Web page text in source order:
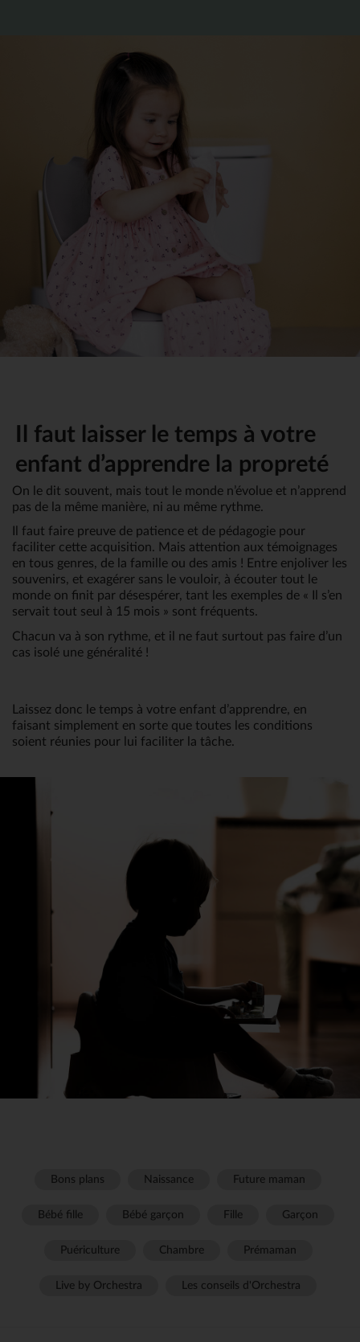
Il faut laisser le temps à votre
enfant d’apprendre la propreté
On le dit souvent, mais tout le monde n’évolue et n’apprend
pas de la même manière, ni au même rythme.
Il faut faire preuve de patience et de pédagogie pour
faciliter cette acquisition. Mais attention aux témoignages
en tous genres, de la famille ou des amis ! Entre enjoliver les
souvenirs, et exagérer sans le vouloir, à écouter tout le
monde on finit par désespérer, tant les exemples de « Il s’en
servait tout seul à 15 mois » sont fréquents.
Chacun va à son rythme, et il ne faut surtout pas faire d’un
cas isolé une généralité !
Laissez donc le temps à votre enfant d’apprendre, en
faisant simplement en sorte que toutes les conditions
soient réunies pour lui faciliter la tâche.
Bons plans Naissance Future maman
Bébé fille Bébé garçon Fille Garçon
Puériculture Chambre Prémaman
Live by Orchestra Les conseils d'Orchestra